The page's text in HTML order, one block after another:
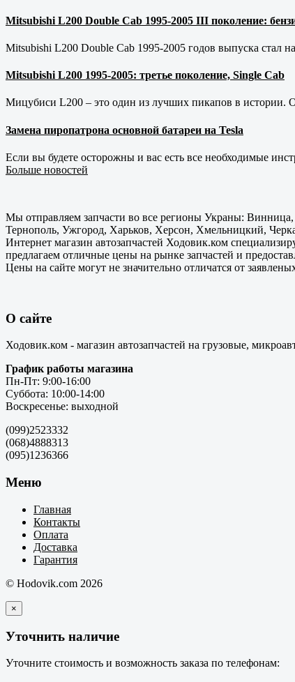
Mitsubishi L200 Double Cab 1995-2005 III поколение:
Mitsubishi L200 Double Cab 1995-2005 годов выпуска стал
Mitsubishi L200 1995-2005: третье поколение, Single Cab
Мицубиси L200 – это один из лучших пикапов в истории.
Замена пиропатрона основной батареи на Tesla
Если вы будете осторожны и вас есть все необходимые
Больше новостей
Мы отправляем запчасти во все регионы Украны:
Тернополь, Ужгород, Харьков, Херсон, Хмельницкий,
Интернет магазин автозапчастей Ходовик.ком
предлагаем отличные цены на рынке запчастей и
Цены на сайте могут не значительно отличатся от
О сайте
Ходовик.ком - магазин автозапчастей на грузовые,
График работы магазина
Пн-Пт: 9:00-16:00
Суббота: 10:00-14:00
Воскресенье: выходной
(099)2523332
(068)4888313
(095)1236366
Меню
Главная
Контакты
Оплата
Доставка
Гарантия
© Hodovik.com 2026
×
Уточнить наличие
Уточните стоимость и возможность заказа по телефонам: